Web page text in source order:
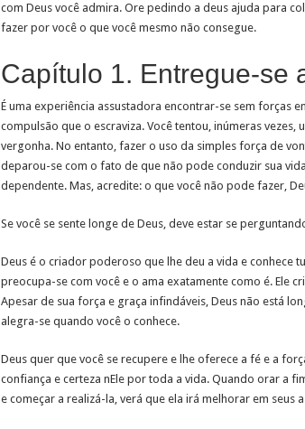
com Deus você admira. Ore pedindo a deus ajuda para
fazer por você o que você mesmo não consegue.
Capítulo 1. Entregue-se
É uma experiência assustadora encontrar-se sem forças
compulsão que o escraviza. Você tentou, inúmeras
vergonha. No entanto, fazer o uso da simples força de
deparou-se com o fato de que não pode conduzir sua
dependente. Mas, acredite: o que você não pode fazer,
Se você se sente longe de Deus, deve estar se
Deus é o criador poderoso que lhe deu a vida e conhece
preocupa-se com você e o ama exatamente como é. Ele
Apesar de sua força e graça infindáveis, Deus não está
alegra-se quando você o conhece.
Deus quer que você se recupere e lhe oferece a fé e a
confiança e certeza nEle por toda a vida. Quando orar a
e começar a realizá-la, verá que ela irá melhorar em seus